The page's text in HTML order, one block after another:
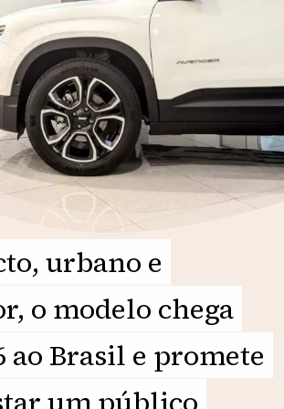
urbano e
o modelo chega
ao Brasil e promete
urbano e
o modelo chega
ao Brasil e promete